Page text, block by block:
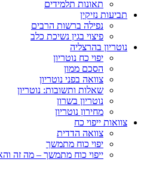
תאונות תלמידים
תביעות נזיקין
נפילה ברשות הרבים
פיצוי בגין נשיכת כלב
נוטריון בהרצליה
יפוי כח נוטריון
הסכם ממון
צוואה בפני נוטריון
שאלות ותשובות: נוטריון
נוטריון בשרון
מחירון נוטריון
צוואות ייפוי כח
צוואה הדדית
יפוי כוח מתמשך
ייפוי כוח מתמשך – מה זה